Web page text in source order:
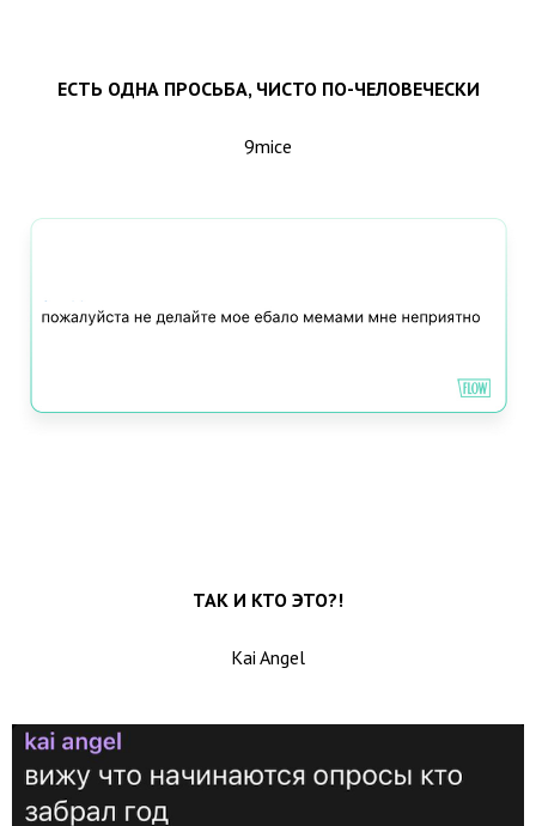
ЕСТЬ ОДНА ПРОСЬБА, ЧИСТО ПО-ЧЕЛОВЕЧЕСКИ
9mice
ТАК И КТО ЭТО?!
Kai Angel